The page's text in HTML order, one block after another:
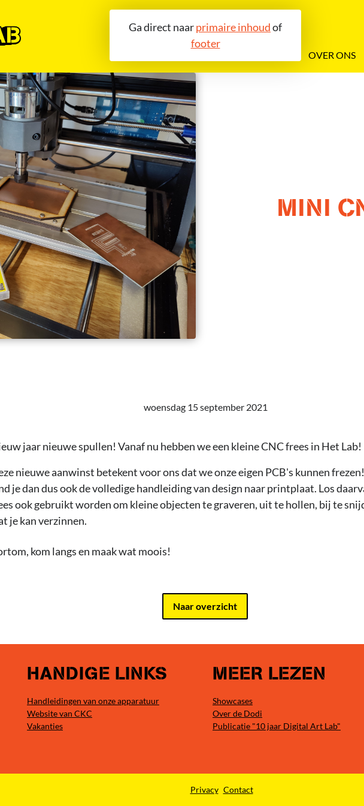
Ga direct naarprimaire inhoudof
footer
OVER ONS
MINI
woensdag 15 september 2021
jaar nieuwe spullen! Vanaf nu hebben we een kleine CNC frees in Het Lab!
nieuwe aanwinst betekent voor ons dat we onze eigen PCB's kunnen
je dan dus ook de volledige handleiding van design naar printplaat. Los
ook gebruikt worden om kleine objecten te graveren, uit te hollen, bij te
je kan verzinnen.
kom langs en maak wat moois!
Naar overzicht
HANDIGE LINKS
Handleidingen van onze apparatuur
Website van CKC
Vakanties
MEER LEZEN
Showcases
Over de Dodi
Publicatie "10 jaar Digital Art Lab"
Privacy Contact